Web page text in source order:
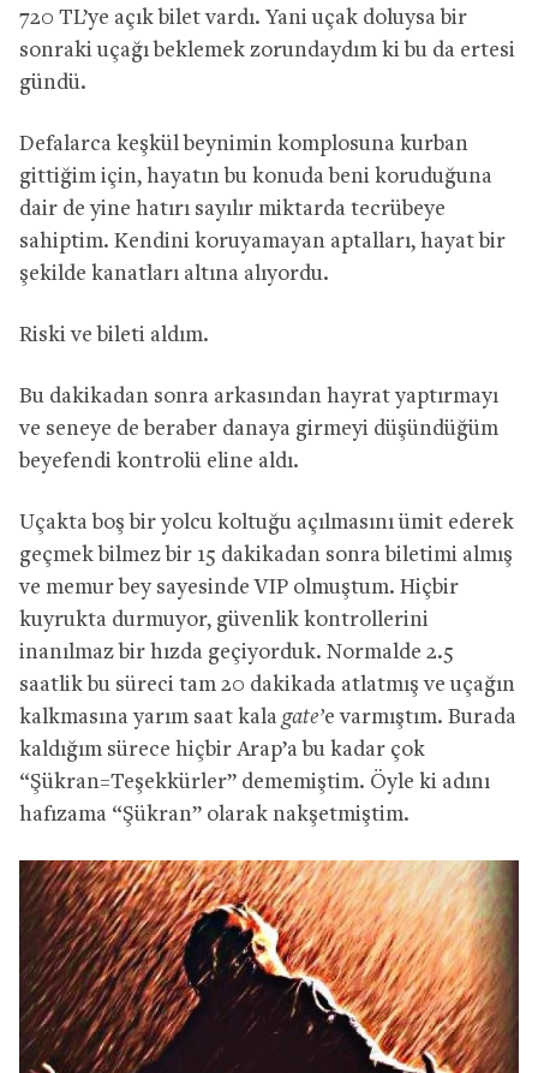
720 TL’ye açık bilet vardı. Yani uçak doluysa bir
sonraki uçağı beklemek zorundaydım ki bu da ertesi
gündü.
Defalarca keşkül beynimin komplosuna kurban
gittiğim için, hayatın bu konuda beni koruduğuna
dair de yine hatırı sayılır miktarda tecrübeye
sahiptim. Kendini koruyamayan aptalları, hayat bir
şekilde kanatları altına alıyordu.
Riski ve bileti aldım.
Bu dakikadan sonra arkasından hayrat yaptırmayı
ve seneye de beraber danaya girmeyi düşündüğüm
beyefendi kontrolü eline aldı.
Uçakta boş bir yolcu koltuğu açılmasını ümit ederek
geçmek bilmez bir 15 dakikadan sonra biletimi almış
ve memur bey sayesinde VIP olmuştum. Hiçbir
kuyrukta durmuyor, güvenlik kontrollerini
inanılmaz bir hızda geçiyorduk. Normalde 2.5
saatlik bu süreci tam 20 dakikada atlatmış ve uçağın
kalkmasına yarım saat kala gate’e varmıştım. Burada
kaldığım sürece hiçbir Arap’a bu kadar çok
“Şükran=Teşekkürler” dememiştim. Öyle ki adını
hafızama “Şükran” olarak nakşetmiştim.